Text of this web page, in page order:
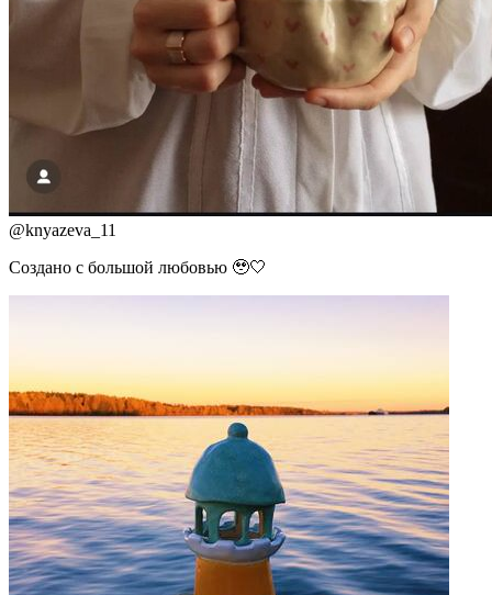
@knyazeva_11
Создано с большой любовью 🥹🤍